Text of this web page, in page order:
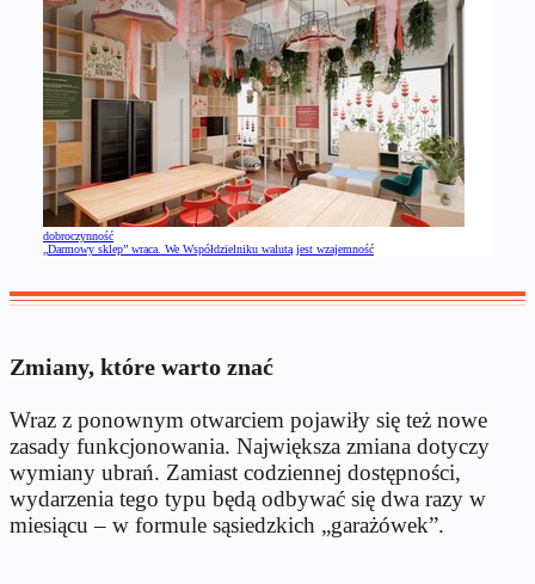
dobroczynność
„Darmowy sklep” wraca. We Współdzielniku walutą jest wzajemność
Zmiany, które warto znać
Wraz z ponownym otwarciem pojawiły się też nowe
zasady funkcjonowania. Największa zmiana dotyczy
wymiany ubrań. Zamiast codziennej dostępności,
wydarzenia tego typu będą odbywać się dwa razy w
miesiącu – w formule sąsiedzkich „garażówek”.